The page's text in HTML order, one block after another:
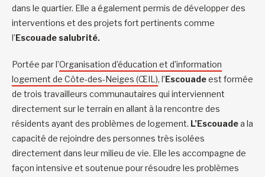
dans le quartier. Elle a également permis de développer des
interventions et des projets fort pertinents comme
l’Escouade salubrité.
Portée par l’Organisation d’éducation et d’information
logement de Côte-des-Neiges (ŒIL), l’Escouadeest formée
de trois travailleurs communautaires qui interviennent
directement sur le terrain en allant à la rencontre des
résidents ayant des problèmes de logement. L’Escouadea la
capacité de rejoindre des personnes très isolées
directement dans leur milieu de vie. Elle les accompagne de
façon intensive et soutenue pour résoudre les problèmes